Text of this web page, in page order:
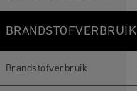
BRANDSTOFVERBRUIK
Brandstofverbruik